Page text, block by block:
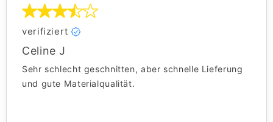
verifiziert
Celine J
Sehr schlecht geschnitten, aber schnelle Lieferung
und gute Materialqualität.